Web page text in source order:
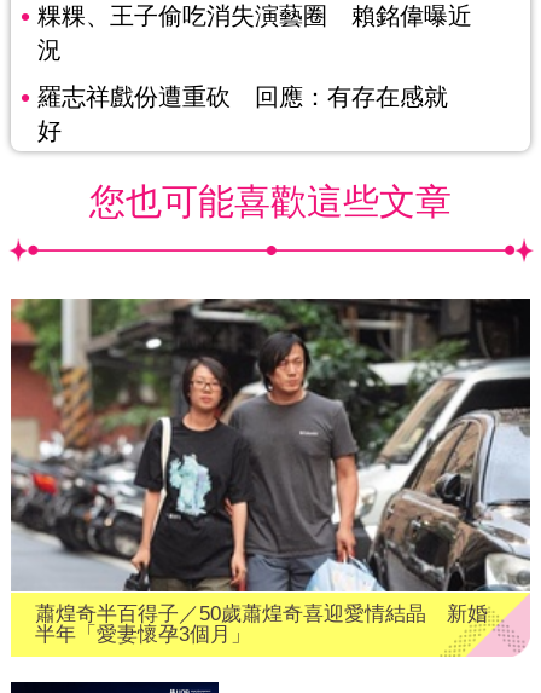
粿粿、王子偷吃消失演藝圈 賴銘偉曝近
況
羅志祥戲份遭重砍 回應：有存在感就
好
您也可能喜歡這些文章
蕭煌奇半百得子／50歲蕭煌奇喜迎愛情結晶 新婚
半年「愛妻懷孕3個月」